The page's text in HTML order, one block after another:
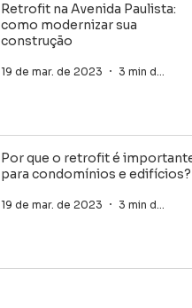
Retrofit na Avenida Paulista:
como modernizar sua
construção
19 de mar. de 2023
Por que o retrofit é importante
para condomínios e edifícios?
19 de mar. de 2023